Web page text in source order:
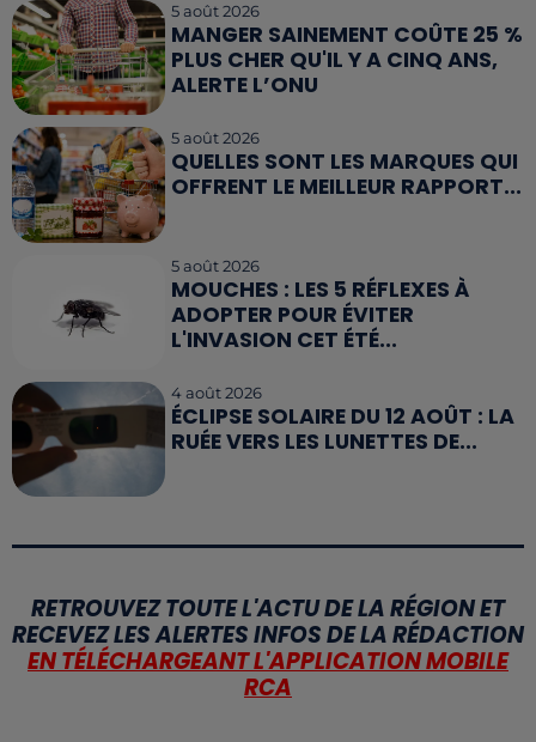
5 août 2026
MANGER SAINEMENT COÛTE 25 %
PLUS CHER QU'IL Y A CINQ ANS,
ALERTE L’ONU
5 août 2026
QUELLES SONT LES MARQUES QUI
OFFRENT LE MEILLEUR RAPPORT...
5 août 2026
MOUCHES : LES 5 RÉFLEXES À
ADOPTER POUR ÉVITER
L'INVASION CET ÉTÉ...
4 août 2026
ÉCLIPSE SOLAIRE DU 12 AOÛT : LA
RUÉE VERS LES LUNETTES DE...
RETROUVEZ TOUTE L'ACTU DE LA RÉGION ET
RECEVEZ LES ALERTES INFOS DE LA RÉDACTION
EN TÉLÉCHARGEANT L'APPLICATION MOBILE
RCA